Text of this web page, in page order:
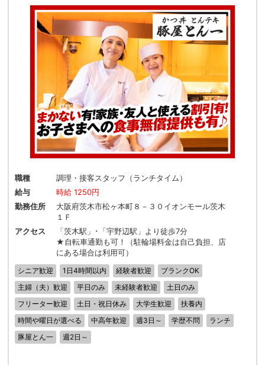
職種
調理・接客スタッフ（ランチタイム）
給与
時給 1250円
勤務住所
大阪府茨木市松ヶ本町８－３０イオンモール茨木
１Ｆ
アクセス
「茨木駅」･「宇野辺駅」より徒歩7分
★自転車通勤も可！（駐輪場料金は自己負担、店
にある場合は利用可）
シニア歓迎 1日4時間以内 経験者歓迎
ブランクOK
主婦（夫）歓迎
平日のみ 未経験者歓迎
土日のみ
フリーター歓迎
土日・祝日休み 大学生歓迎
扶養内
時間や曜日が選べる
中高年歓迎 週3日～ 学歴不問
ランチ
豚屋とん一
週2日～